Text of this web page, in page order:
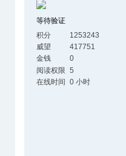
等待验证
积分
1253243
威望
417751
金钱
0
阅读权限 5
在线时间 0 小时